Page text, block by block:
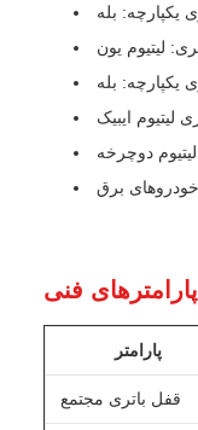
یکپارچه: بله
لیتیوم یون
یکپارچه: بله
لیتیوم ایبیک
دوچرخه
خودروهای برق
پارامتر
قفل باتری مجتمع